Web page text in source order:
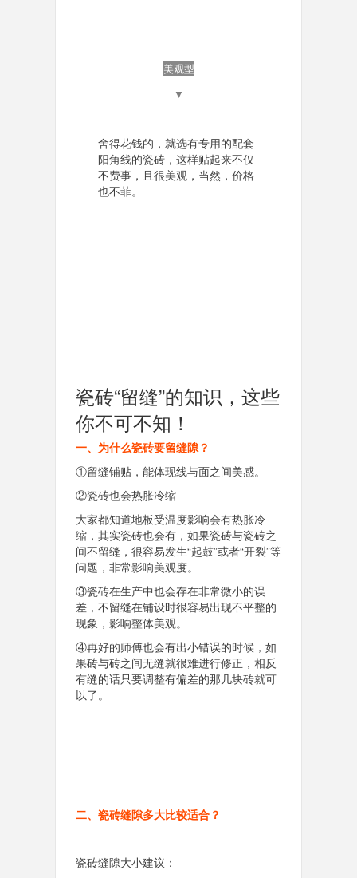
美观型
▼
舍得花钱的，就选有专用的配套
阳角线的瓷砖，这样贴起来不仅
不费事，且很美观，当然，价格
也不菲。
瓷砖“留缝”的知识，这些
你不可不知！
一、为什么瓷砖要留缝隙？
①留缝铺贴，能体现线与面之间美感。
②瓷砖也会热胀冷缩
大家都知道地板受温度影响会有热胀冷
缩，其实瓷砖也会有，如果瓷砖与瓷砖之
间不留缝，很容易发生“起鼓”或者“开裂”等
问题，非常影响美观度。
③瓷砖在生产中也会存在非常微小的误
差，不留缝在铺设时很容易出现不平整的
现象，影响整体美观。
④再好的师傅也会有出小错误的时候，如
果砖与砖之间无缝就很难进行修正，相反
有缝的话只要调整有偏差的那几块砖就可
以了。
二、瓷砖缝隙多大比较适合？
瓷砖缝隙大小建议：